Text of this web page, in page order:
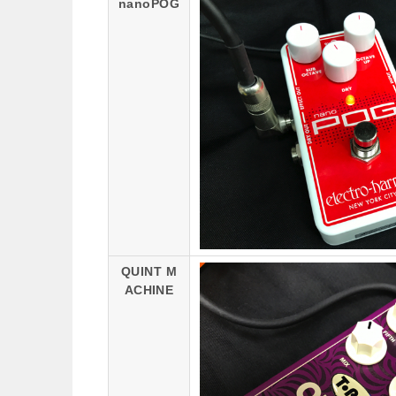
nanoPOG
QUINT M
ACHINE